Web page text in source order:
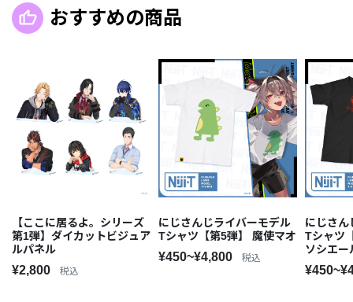
おすすめの商品
【ここに居るよ。シリーズ
第1弾】ダイカットビジュア
ルパネル
¥2,800 税込
にじさんじライバーモデル
Tシャツ【第5弾】 魔使マオ
¥450~¥4,800 税込
にじさん
Tシャツ
ソシエー